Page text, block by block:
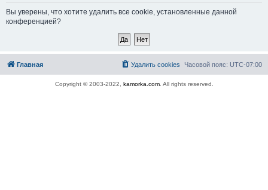
Вы уверены, что хотите удалить все cookie, установленные данной
конференцией?
Главная Часовой пояс: UTC-07:00
Удалить cookies
Copyright © 2003-2022, kamorka.com. All rights reserved.